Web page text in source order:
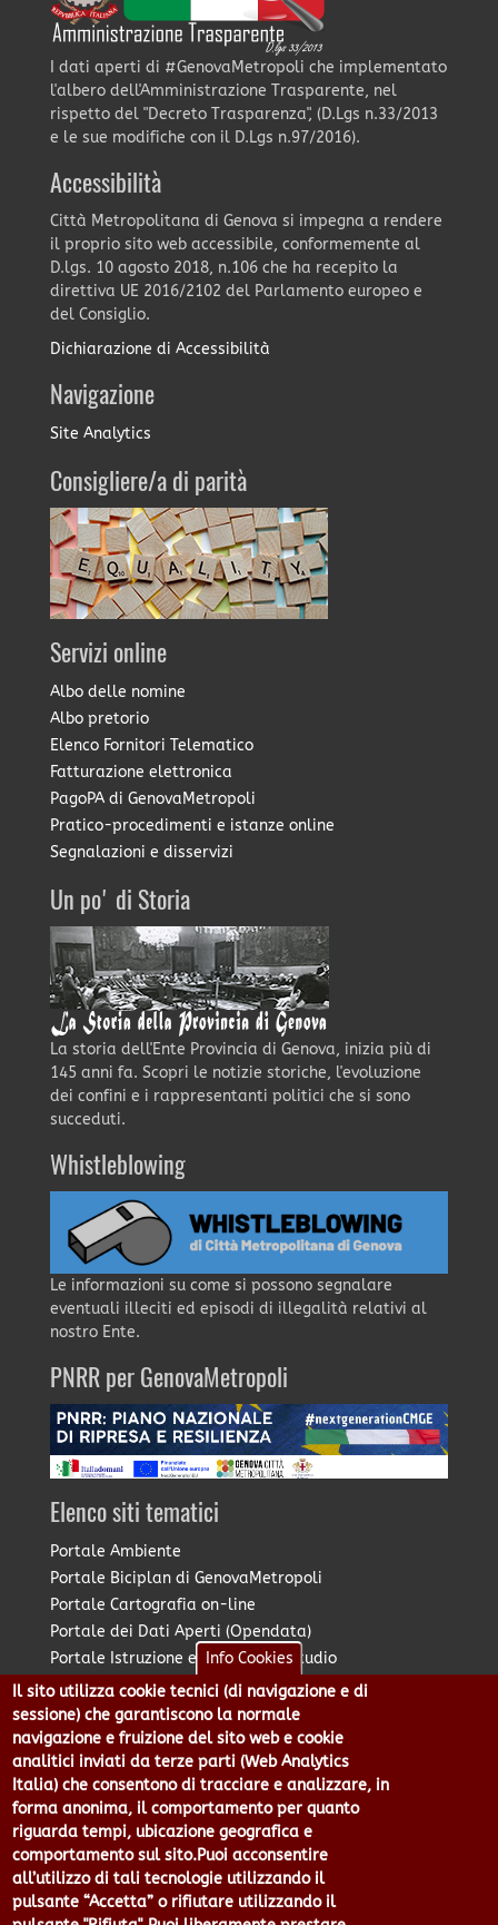
I dati aperti di #GenovaMetropoli che implementato
l'albero dell'Amministrazione Trasparente, nel
rispetto del "Decreto Trasparenza", (D.Lgs n.33/2013
e le sue modifiche con il D.Lgs n.97/2016).
Accessibilità
Città Metropolitana di Genova si impegna a rendere
il proprio sito web accessibile, conformemente al
D.lgs. 10 agosto 2018, n.106 che ha recepito la
direttiva UE 2016/2102 del Parlamento europeo e
del Consiglio.
Dichiarazione di Accessibilità
Navigazione
Site Analytics
Consigliere/a di parità
Servizi online
Albo delle nomine
Albo pretorio
Elenco Fornitori Telematico
Fatturazione elettronica
PagoPA di GenovaMetropoli
Pratico-procedimenti e istanze online
Segnalazioni e disservizi
Un po' di Storia
La storia dell'Ente Provincia di Genova, inizia più di
145 anni fa. Scopri le notizie storiche, l'evoluzione
dei confini e i rappresentanti politici che si sono
succeduti.
Whistleblowing
Le informazioni su come si possono segnalare
eventuali illeciti ed episodi di illegalità relativi al
nostro Ente.
PNRR per GenovaMetropoli
Elenco siti tematici
Portale Ambiente
Portale Biciplan di GenovaMetropoli
Portale Cartografia on-line
Portale dei Dati Aperti (Opendata)
Portale Istruzione e Diritto allo Studio
Portale Marketing Territoriale
Portale Piano Strategico Metropolitano
Portale PUMS di GenovaMetropoli
Portale Stazione Unica Appaltante
Pratico: procedimenti e istanze online
Città Metropolitana di Genova - Piazzale Mazzini 2 -16122 -
Genova | CF:80007350103 - P.Iva: 00949170104 | Codice IPA: cmge
Centralino 010 54991 Fax 010 5499244 URP 010 5499456
Info Cookies
Il sito utilizza cookie tecnici (di navigazione e di
sessione) che garantiscono la normale
navigazione e fruizione del sito web e cookie
analitici inviati da terze parti (Web Analytics
Italia) che consentono di tracciare e analizzare, in
forma anonima, il comportamento per quanto
riguarda tempi, ubicazione geografica e
comportamento sul sito.Puoi acconsentire
all’utilizzo di tali tecnologie utilizzando il
pulsante “Accetta” o rifiutare utilizzando il